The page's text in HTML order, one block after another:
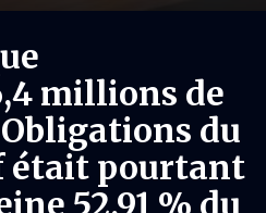
millions de
du
était pourtant
52,91 % du